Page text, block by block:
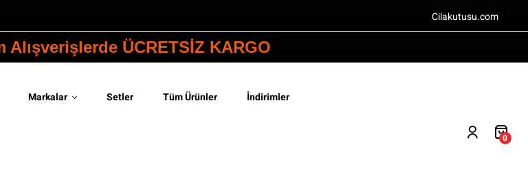
Cilakutusu.com
Alışverişlerde ÜCRETSİZ KARGO
Markalar Setler Tüm Ürünler İndirimler
0